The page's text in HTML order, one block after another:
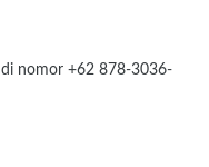
nomor +62 878-3036-